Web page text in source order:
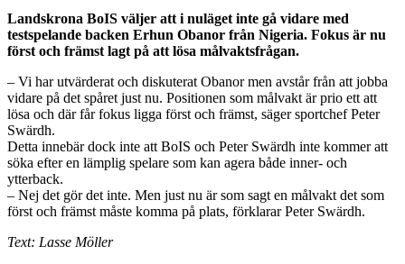
Landskrona BoIS väljer att i nuläget inte gå vidare med
testspelande backen Erhun Obanor från Nigeria. Fokus är nu
först och främst lagt på att lösa målvaktsfrågan.
– Vi har utvärderat och diskuterat Obanor men avstår från att jobba
vidare på det spåret just nu. Positionen som målvakt är prio ett att
lösa och där får fokus ligga först och främst, säger sportchef Peter
Swärdh.
Detta innebär dock inte att BoIS och Peter Swärdh inte kommer att
söka efter en lämplig spelare som kan agera både inner- och
ytterback.
– Nej det gör det inte. Men just nu är som sagt en målvakt det som
först och främst måste komma på plats, förklarar Peter Swärdh.
Text: Lasse Möller